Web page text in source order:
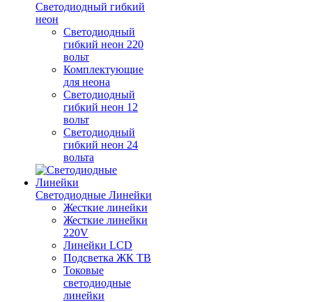
Светодиодный гибкий
неон
Светодиодный
гибкий неон 220
вольт
Комплектующие
для неона
Светодиодный
гибкий неон 12
вольт
Светодиодный
гибкий неон 24
вольта
Светодиодные Линейки
Жесткие линейки
Жесткие линейки
220V
Линейки LCD
Подсветка ЖК ТВ
Токовые
светодиодные
линейки